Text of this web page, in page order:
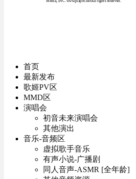
首页
最新发布
歌姬PV区
MMD区
演唱会
初音未来演唱会
其他演出
音乐-音频区
虚拟歌手音乐
有声小说-广播剧
同人音声-ASMR [全年龄]